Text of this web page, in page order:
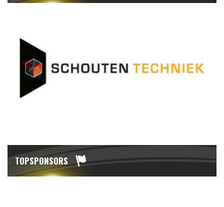
TOPSPONSORS